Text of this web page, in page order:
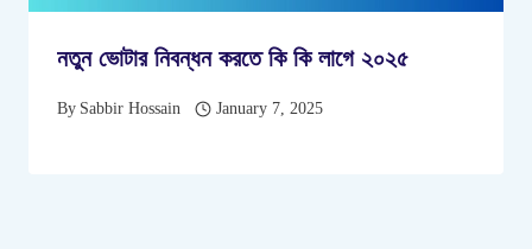
নতুন ভোটার নিবন্ধন করতে কি কি লাগে ২০২৫
By Sabbir Hossain January 7, 2025